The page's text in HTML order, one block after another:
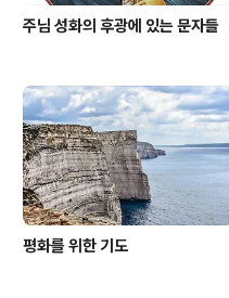
주님 성화의 후광에 있는 문자들
평화를 위한 기도